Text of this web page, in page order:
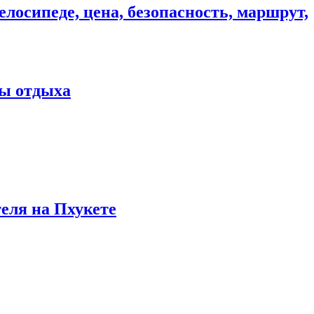
цена, безопасность, маршрут,
отдыха
на Пхукете